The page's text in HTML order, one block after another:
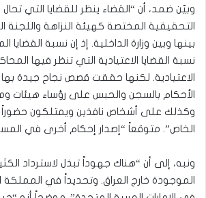
وبيّن ضمد، أن “القضاء ينظر للقضايا التي
التحقيقية المختصة كهيئة النزاهة واللجنة
بينها وبين وزارة الداخلية. إذ إن نسبة
نسبة القضايا الاعتيادية التي تنظر فيها
الاعتيادية. لكنها حققت قصص نجاح جيدة بها
الأحكام بالسجن والحبس على رؤساء هيئات
وكذلك على أشخاص نافذين ويمتلكون حضوراً
الخاص”. متوقعاً “إصدار إحكام أخرى في
ونبه، إلى أن “هناك جهوداً تبذل لاسترداد
الموجودة خارج العراق. وتحديداً في المملكة